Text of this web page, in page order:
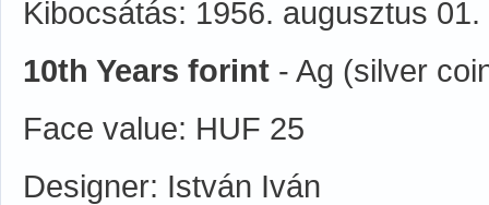
Kibocsátás: 1956. augusztus 01.
10th Years forint - Ag (silver
Face value: HUF 25
Designer: István Iván